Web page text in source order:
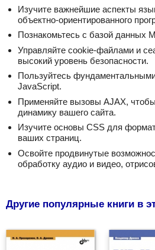
Изучите важнейшие аспекты
объектно-ориентированного
Познакомьтесь с базой данных
Управляйте cookie-файлами и
высокий уровень безопасности.
Пользуйтесь
JavaScript.
Применяйте вызовы AJAX,
динамику вашего сайта.
Изучите основы CSS для
ваших страниц.
Освойте продвинутые
обработку аудио и видео,
Другие популярные книги в